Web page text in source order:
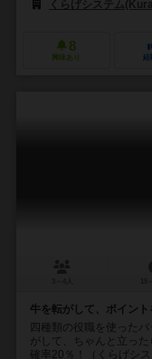
くらげシステム
8
興味あり 経
牛を転がして、ポイント
四種類の役職を使った
がして、ちゃんと立っ
確率20％！（くらげシス